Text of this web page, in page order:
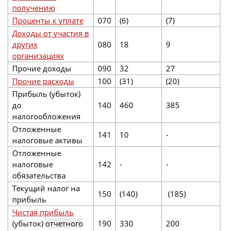
получению
Проценты к уплате 070 (6)
(7)
Доходы от участия в
других
организациях
080 18 9
Прочие доходы 090 32
27
Прочие расходы
100 (31)
(20)
Прибыль (убыток)
до
налогообложения
140 460 385
Отложенные
налоговые активы
141 10
-
Отложенные
налоговые
обязательства
142 - -
Текущий налог на
прибыль
150 (140)
(185)
Чистая прибыль
(убыток) отчетного
190 330 200